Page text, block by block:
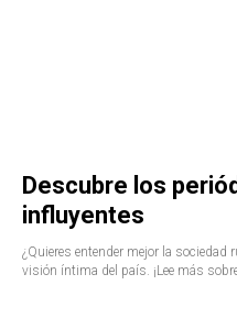
Descubre los
influyentes
¿Quieres entender mejor la
visión íntima del país. ¡Lee más